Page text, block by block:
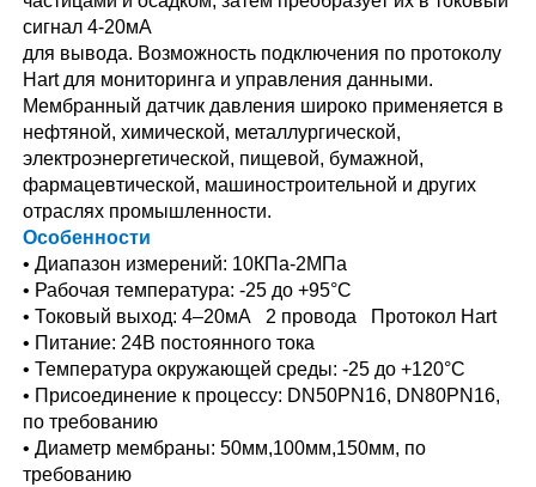
сигнал 4-20мА
для вывода. Возможность подключения по протоколу
Hart для мониторинга и управления данными.
Мембранный датчик давления широко применяется в
нефтяной, химической, металлургической,
электроэнергетической, пищевой, бумажной,
фармацевтической, машиностроительной и других
отраслях промышленности.
Особенности
• Диапазон измерений: 10КПа-2МПа
• Рабочая температура: -25 до +95°C
• Токовый выход: 4–20мА 2 провода Протокол Hart
• Питание: 24В постоянного тока
• Температура окружающей среды: -25 до +120°C
• Присоединение к процессу: DN50PN16, DN80PN16,
по требованию
• Диаметр мембраны: 50мм,100мм,150мм, по
требованию